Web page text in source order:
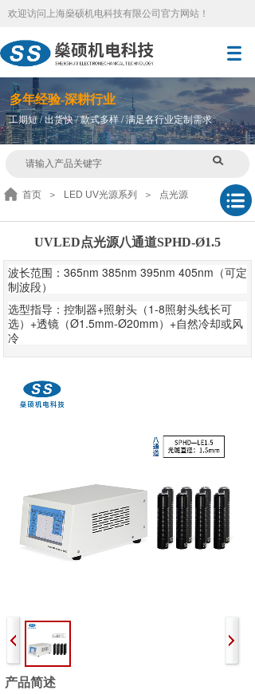
欢迎访问 上海燊硕机电科技有限公司官方网站 ！
多年经验-深耕行业
工期短 / 出货快 / 款式多样 / 满足各行业定制需求
首页 ＞ LED UV光源系列 ＞ 点光源
UVLED点光源八通道SPHD-Ø1.5
波长范围：365nm 385nm 395nm 405nm（可定
制波段）
选型指导：控制器+照射头（1-8照射头线长可
选）+透镜（Ø1.5mm-Ø20mm）+自然冷却或风
冷
产品简述